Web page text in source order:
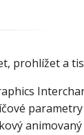
prohlížet a